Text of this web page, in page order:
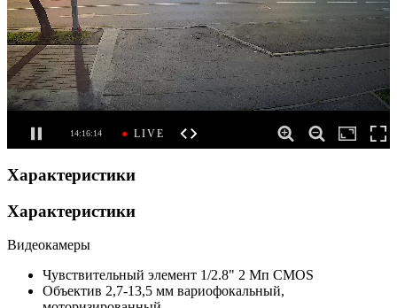
Характеристики
Характеристики
Видеокамеры
Чувствительный элемент 1/2.8" 2 Мп CMOS
Объектив 2,7-13,5 мм вариофокальный,